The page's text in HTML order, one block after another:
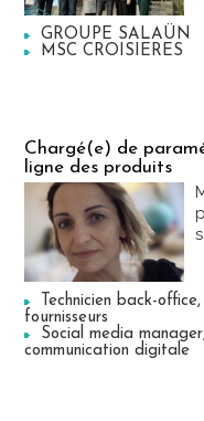
GROUPE SALAÜN
MSC CROISIERES
Chargé(e) de
ligne des produits
Technicien back-
fournisseurs
Social media
communication digitale